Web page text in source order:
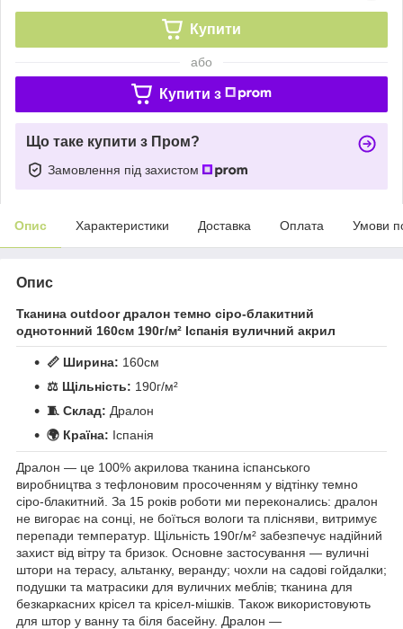
Купити
або
Купити з
Що таке купити з Пром?
Замовлення під захистом
Опис Характеристики Доставка Оплата Умови
Опис
Тканина outdoor дралон темно сіро-блакитний
однотонний 160см 190г/м² Іспанія вуличний акрил
📏 Ширина: 160см
⚖️ Щільність: 190г/м²
🧵 Склад: Дралон
🌍 Країна: Іспанія
Дралон — це 100% акрилова тканина іспанського
виробництва з тефлоновим просоченням у відтінку темно
сіро-блакитний. За 15 років роботи ми переконались: дралон
не вигорає на сонці, не боїться вологи та плісняви, витримує
перепади температур. Щільність 190г/м² забезпечує надійний
захист від вітру та бризок. Основне застосування — вуличні
штори на терасу, альтанку, веранду; чохли на садові гойдалки;
подушки та матрасики для вуличних меблів; тканина для
безкаркасних крісел та крісел-мішків. Також використовують
для штор у ванну та біля басейну. Дралон —